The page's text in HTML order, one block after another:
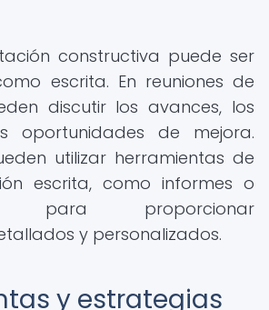
constructiva puede ser
escrita. En reuniones de
discutir los avances, los
oportunidades de mejora.
utilizar herramientas de
escrita, como informes o
para proporcionar
y personalizados.
y estrategias